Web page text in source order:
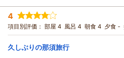
ホテル・フロラシオン那須は広大
おりまして、
渓流の散策路とともに、豊かな自然
けます。
今後もお客様に、より一層ご満足い
宿泊時期： 2026年06月宿泊 (夫婦旅行)
投稿者： ひろさん(男性/50代)
宿泊プラン： （初夏の風 那須高原）温泉
ツイン 食事なし
宿泊価格帯： 8,001～9,000円(大人一人あた
4
項目別評価： 部屋 4 風呂 4 朝食 4 夕食 -
久しぶりの那須旅行